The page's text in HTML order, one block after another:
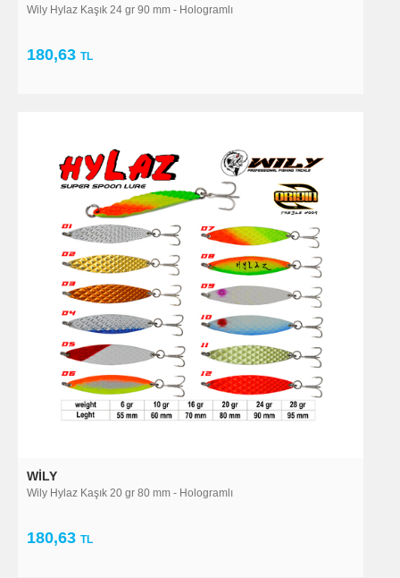
Wily Hylaz Kaşık 24 gr 90 mm - Hologramlı
180,63 TL
WILY
Wily Hylaz Kaşık 20 gr 80 mm - Hologramlı
180,63 TL